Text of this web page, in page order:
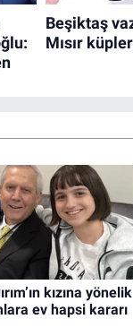
kızına yönelik
ev hapsi kararı